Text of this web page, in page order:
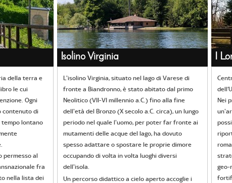
I
Isolino Virginia
della terra e
le cui
Ogni
contenuto di
lontano
permesso al
fra
nella lista dei
L'isolino Virginia, situato nel lago di Varese di
fronte a Biandronno, è stato abitato dal primo
Neolitico (VII-VI millennio a.C.) fino alla fine
dell'età del Bronzo (X secolo a.C. circa), un lungo
periodo nel quale l'uomo, per poter far fronte ai
mutamenti delle acque del lago, ha dovuto
spesso adattare o spostare le proprie dimore
occupando di volta in volta luoghi diversi
dell'isola.
Un percorso didattico a cielo aperto accoglie i
Nei
geo-